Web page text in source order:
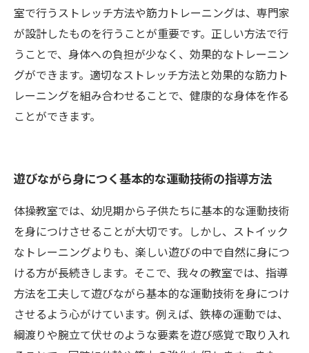
室で行うストレッチ方法や筋力トレーニングは、専門家
が設計したものを行うことが重要です。正しい方法で行
うことで、身体への負担が少なく、効果的なトレーニン
グができます。適切なストレッチ方法と効果的な筋力ト
レーニングを組み合わせることで、健康的な身体を作る
ことができます。
遊びながら身につく基本的な運動技術の指導方法
体操教室では、幼児期から子供たちに基本的な運動技術
を身につけさせることが大切です。しかし、ストイック
なトレーニングよりも、楽しい遊びの中で自然に身につ
ける方が長続きします。そこで、我々の教室では、指導
方法を工夫して遊びながら基本的な運動技術を身につけ
させるよう心がけています。例えば、鉄棒の運動では、
綱渡りや腕立て伏せのような要素を遊び感覚で取り入れ